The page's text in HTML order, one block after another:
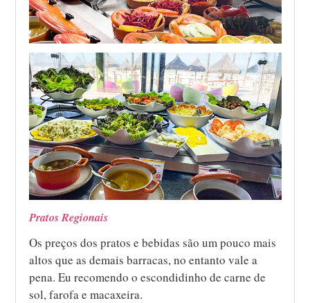
Pratos Regionais
Os preços dos pratos e bebidas são um pouco mais
altos que as demais barracas, no entanto vale a
pena. Eu recomendo o escondidinho de carne de
sol, farofa e macaxeira.